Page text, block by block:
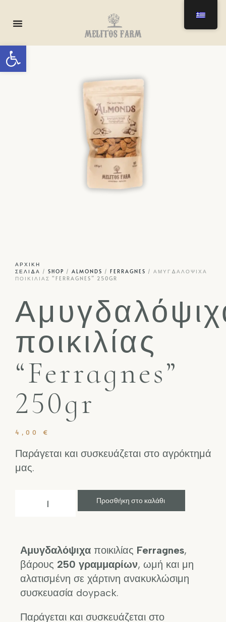
Ανοίξτε τη γραμμή εργαλείων
ΑΡΧΙΚΉ
ΣΕΛΊΔΑ / SHOP / ALMONDS / FERRAGNES / ΑΜΥΓΔΑΛΌΨΙΧΑ
ΠΟΙΚΙΛΊΑΣ “FERRAGNES” 250GR
ποικιλίας
“Ferragnes”
250gr
4,00 €
Παράγεται και συσκευάζεται στο αγρόκτημά
μας.
Προσθήκη στο καλάθι
Αμυγδαλόψιχα ποικιλίας Ferragnes,
βάρους 250 γραμμαρίων, ωμή και μη
αλατισμένη σε χάρτινη ανακυκλώσιμη
συσκευασία doypack.
Παράγεται και συσκευάζεται στο